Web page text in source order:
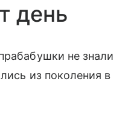
день
не знали
из поколения в